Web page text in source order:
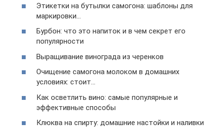
Этикетки на бутылки самогона: шаблоны для
маркировки…
Бурбон: что это напиток и в чем секрет его
популярности
Выращивание винограда из черенков
Очищение самогона молоком в домашних
условиях: стоит…
Как осветлить вино: самые популярные и
эффективные способы
Клюква на спирту: домашние настойки и наливки